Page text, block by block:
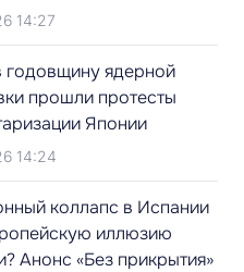
14:27
годовщину ядерной
прошли протесты
Японии
14:24
коллапс в Испании
иллюзию
Анонс «Без прикрытия»